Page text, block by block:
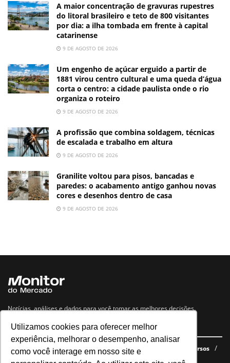
Utilizamos cookies para oferecer melhor
experiência, melhorar o desempenho, analisar
como você interage em nosso site e
A maior concentração de gravuras rupestres
do litoral brasileiro e teto de 800 visitantes
por dia: a ilha tombada em frente à capital
catarinense
9 DE AGOSTO DE 2026
Um engenho de açúcar erguido a partir de
1881 virou centro cultural e uma queda d’água
corta o centro: a cidade paulista onde o rio
organiza o roteiro
9 DE AGOSTO DE 2026
A profissão que combina soldagem, técnicas
de escalada e trabalho em altura
9 DE AGOSTO DE 2026
Granilite voltou para pisos, bancadas e
paredes: o acabamento antigo ganhou novas
cores e desenhos dentro de casa
9 DE AGOSTO DE 2026
Notícias, análises e dados para você tomar as melhores decisões.
Navegue no site
Últimas notícias Quem somos E-books gratuitos
Cursos
Política de privacidade